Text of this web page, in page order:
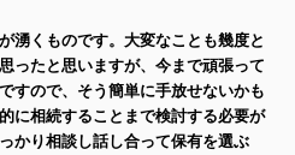
湧くものです。大変なことも幾度と
ったと思いますが、今まで頑張って
すので、そう簡単に手放せないかも
に相続することまで検討する必要が
かり相談し話し合って保有を選ぶ